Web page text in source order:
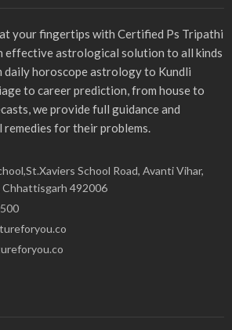
your fingertips with Certified Ps Tripathi
effective astrological solution to all kinds
daily horoscope astrology to Kundli
to career prediction, from house to
we provide full guidance and
for their problems.
School Road, Avanti Vihar,
Chhattisgarh 492006